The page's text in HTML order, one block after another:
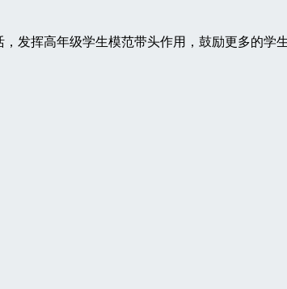
挥高年级学生模范带头作用，鼓励更多的学